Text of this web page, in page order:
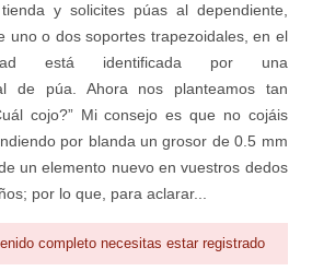
y solicites púas al dependiente,
uno o dos soportes trapezoidales, en el
está identificada por una
de púa. Ahora nos planteamos tan
cojo?” Mi consejo es que no cojáis
por blanda un grosor de 0.5 mm
un elemento nuevo en vuestros dedos
por lo que, para aclarar...
completo necesitas estar registrado